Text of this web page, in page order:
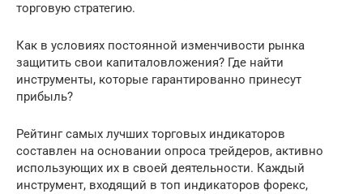
торговую стратегию.
Как в условиях постоянной изменчивости рынка
защитить свои капиталовложения? Где найти
инструменты, которые гарантированно принесут
прибыль?
Рейтинг самых лучших торговых индикаторов
составлен на основании опроса трейдеров, активно
использующих их в своей деятельности. Каждый
инструмент, входящий в топ индикаторов форекс,